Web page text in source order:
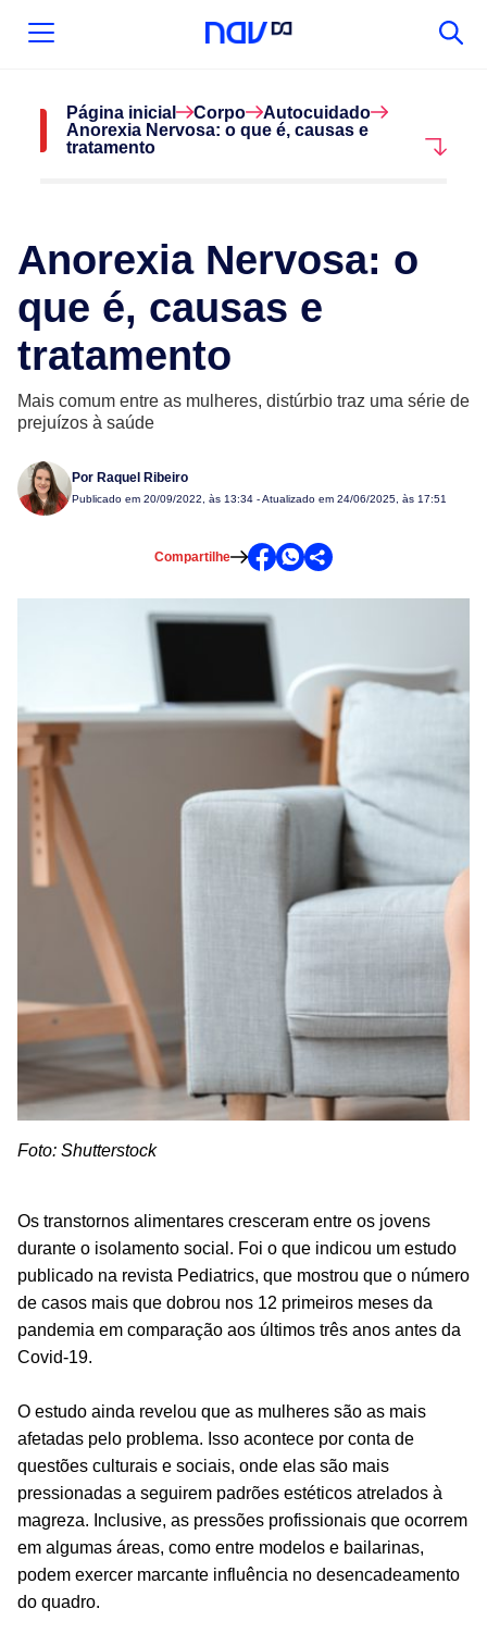
Página inicial Corpo
Autocuidado
Anorexia Nervosa: o que é, causas e
tratamento
Anorexia Nervosa: o
que é, causas e
tratamento
Mais comum entre as mulheres, distúrbio traz uma série de
prejuízos à saúde
Por Raquel Ribeiro
Publicado em 20/09/2022, às 13:34 - Atualizado em 24/06/2025, às 17:51
Compartilhe
Foto: Shutterstock
Os transtornos alimentares cresceram entre os jovens
durante o isolamento social. Foi o que indicou um estudo
publicado na revista Pediatrics, que mostrou que o número
de casos mais que dobrou nos 12 primeiros meses da
pandemia em comparação aos últimos três anos antes da
Covid-19.
O estudo ainda revelou que as mulheres são as mais
afetadas pelo problema. Isso acontece por conta de
questões culturais e sociais, onde elas são mais
pressionadas a seguirem padrões estéticos atrelados à
magreza. Inclusive, as pressões profissionais que ocorrem
em algumas áreas, como entre modelos e bailarinas,
podem exercer marcante influência no desencadeamento
do quadro.